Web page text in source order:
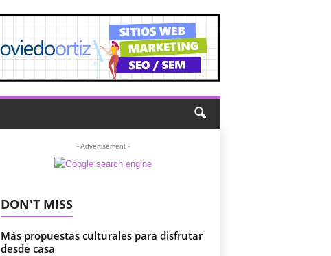
- Advertisement -
DON'T MISS
Más propuestas culturales para disfrutar
desde casa